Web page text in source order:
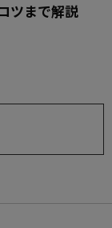
ツまで解説